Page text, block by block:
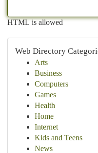
HTML is allowed
Web Directory
Arts
Business
Computers
Games
Health
Home
Internet
Kids and Teens
News